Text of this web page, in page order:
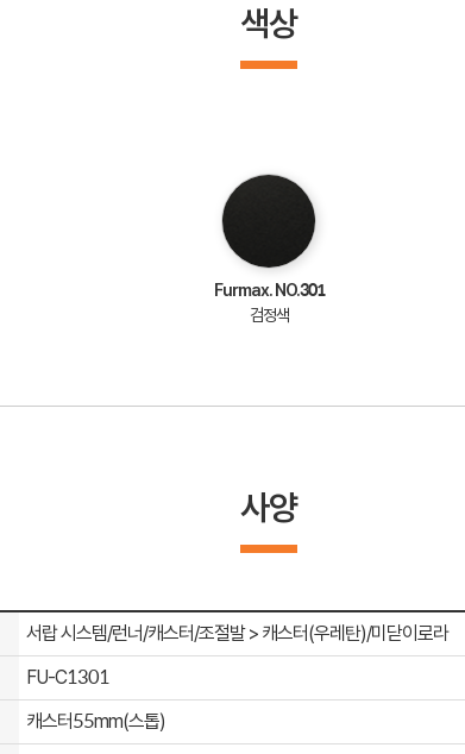
색상
Furmax. NO.301
검정색
사양
서랍 시스템/런너/캐스터/조절발 > 캐스터(우레탄)/미닫이로라
FU-C1301
캐스터55mm(스톱)